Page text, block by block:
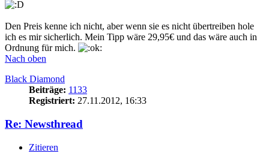
Den Preis kenne ich nicht, aber wenn sie es nicht übertreiben hole
ich es mir sicherlich. Mein Tipp wäre 29,95€ und das wäre auch in
Ordnung für mich.
Nach oben
Black Diamond
Beiträge: 1133
Registriert: 27.11.2012, 16:33
Re: Newsthread
Zitieren